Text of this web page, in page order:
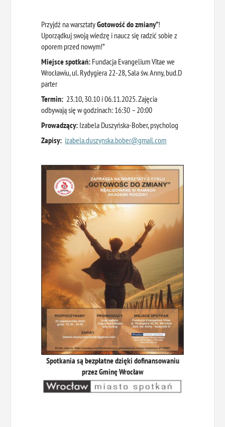
Przyjdź na warsztatyGotowość do zmiany”!
Uporządkuj swoją wiedzę i naucz się radzić sobie z
oporem przed nowym!”
Miejsce spotkań: Fundacja Evangelium Vitae we
Wrocławiu, ul. Rydygiera 22-28, Sala św. Anny, bud.D
parter
Termin: 23.10, 30.10 i 06.11.2025. Zajęcia
odbywają się w godzinach: 16:30 – 20:00
Prowadzący: Izabela Duszyńska-Bober, psycholog
Zapisy: izabela.duszynska.bober@gmail.com
Spotkania są bezpłatne dzięki dofinansowaniu
przez Gminę Wrocław